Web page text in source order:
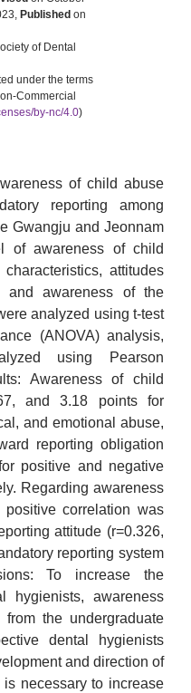
Published on
of Dental
under the terms
Commercial
by-nc/4.0)
of child abuse
reporting among
Gwangju and Jeonnam
of awareness of child
attitudes
and awareness of the
analyzed using t-test
(ANOVA) analysis,
using Pearson
Awareness of child
and 3.18 points for
and emotional abuse,
reporting obligation
positive and negative
Regarding awareness
correlation was
attitude (r=0.326,
reporting system
To increase the
hygienists, awareness
the undergraduate
dental hygienists
and direction of
necessary to increase